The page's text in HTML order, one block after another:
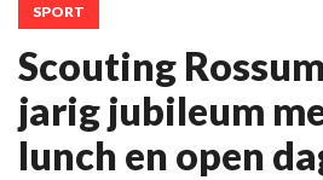
SPORT
Scouting
jarig jubileum
lunch en open